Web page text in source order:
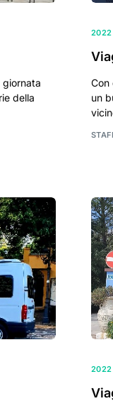
giornata
della
2022
Con
un
2022